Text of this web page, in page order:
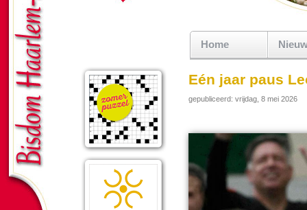
Home
Eén jaar paus
gepubliceerd: vrijdag, 8 mei 2026